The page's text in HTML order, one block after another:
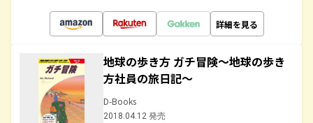
詳細を見る
地球の歩き方 ガチ冒険～地球の歩き
方社員の旅日記～
D-Books
2018.04.12 発売